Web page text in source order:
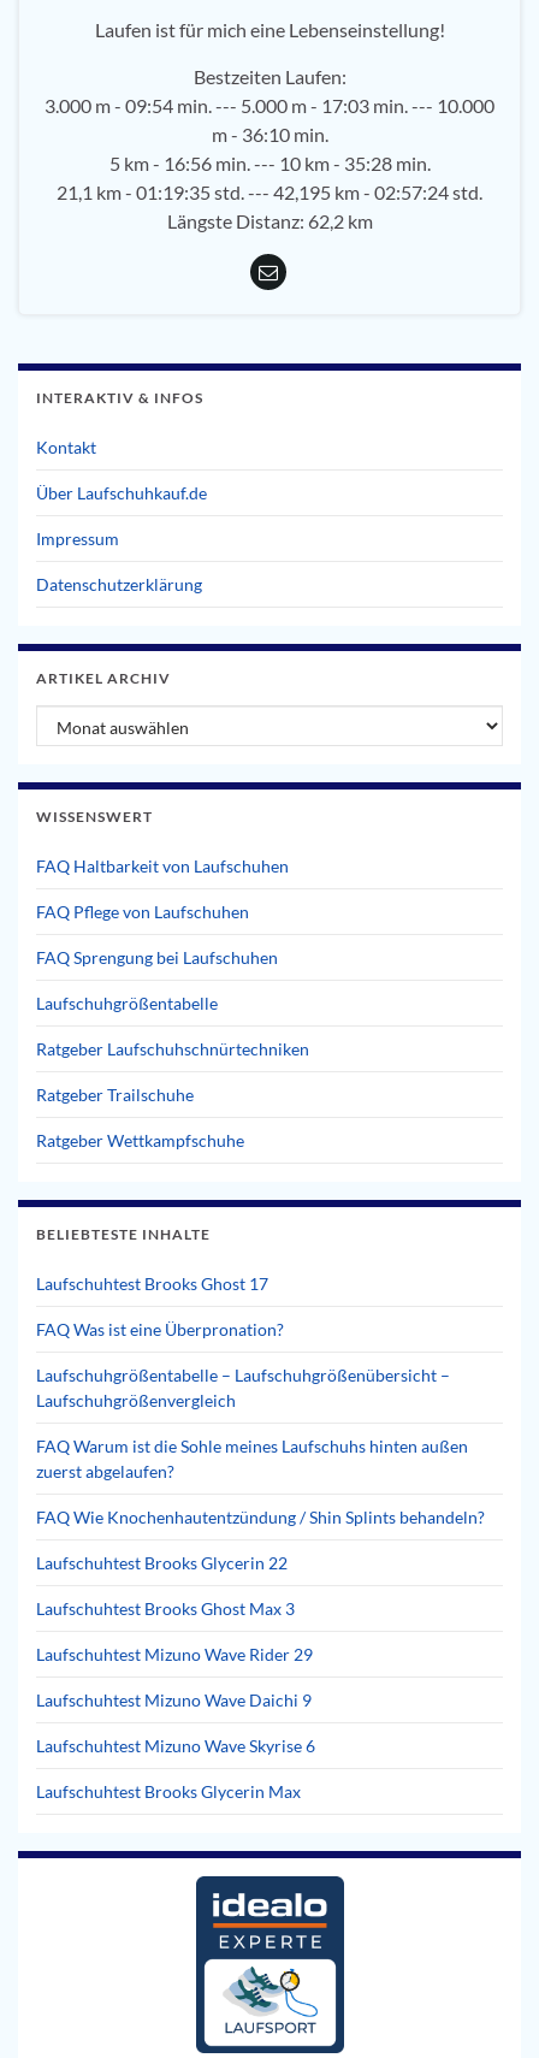
Laufen ist für mich eine Lebenseinstellung!
Bestzeiten Laufen:
3.000 m - 09:54 min. --- 5.000 m - 17:03 min. --- 10.000
m - 36:10 min.
5 km - 16:56 min. --- 10 km - 35:28 min.
21,1 km - 01:19:35 std. --- 42,195 km - 02:57:24 std.
Längste Distanz: 62,2 km
INTERAKTIV & INFOS
Kontakt
Über Laufschuhkauf.de
Impressum
Datenschutzerklärung
ARTIKEL ARCHIV
Artikel Archiv
WISSENSWERT
FAQ Haltbarkeit von Laufschuhen
FAQ Pflege von Laufschuhen
FAQ Sprengung bei Laufschuhen
Laufschuhgrößentabelle
Ratgeber Laufschuhschnürtechniken
Ratgeber Trailschuhe
Ratgeber Wettkampfschuhe
BELIEBTESTE INHALTE
Laufschuhtest Brooks Ghost 17
FAQ Was ist eine Überpronation?
Laufschuhgrößentabelle – Laufschuhgrößenübersicht –
Laufschuhgrößenvergleich
FAQ Warum ist die Sohle meines Laufschuhs hinten außen
zuerst abgelaufen?
FAQ Wie Knochenhautentzündung / Shin Splints behandeln?
Laufschuhtest Brooks Glycerin 22
Laufschuhtest Brooks Ghost Max 3
Laufschuhtest Mizuno Wave Rider 29
Laufschuhtest Mizuno Wave Daichi 9
Laufschuhtest Mizuno Wave Skyrise 6
Laufschuhtest Brooks Glycerin Max